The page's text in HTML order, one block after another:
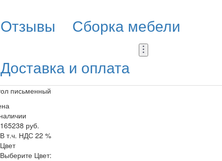
Отзывы
Сборка мебели
Доставка и оплата
письменный
165238 руб.
В т.ч. НДС 22 %
Цвет
Выберите Цвет: